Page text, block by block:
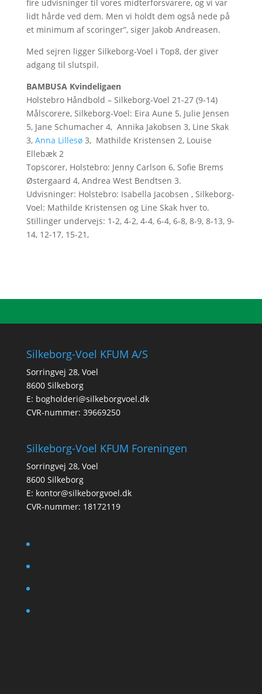
fire udvisninger til vores midterforsvarere, og vi var
lidt hårde ved dem. Men vi holdt dem også nede på
et minimum af scoringer”, siger Jakob Andreasen.
Med sejren ligger Silkeborg-Voel i Top8, der giver
adgang til slutspil.
BAMBUSA Kvindeligaen
Holstebro Håndbold – Silkeborg-Voel 21-27 (9-14)
Målscorere, Silkeborg-Voel: Eira Aune 5, Julie Jensen
5, Jane Schumacher 4, Annika Jakobsen 3, Line Skak
3, Anna Lillesø3, Mathilde Kristensen 2, Louise
Ellebæk 2
Topscorer, Holstebro: Jenny Carlson 6, Sofie Brems
Østergaard 4, Andrea West Bendtsen 3.
Udvisninger: Holstebro: Isabella Jacobsen , Silkeborg-
Voel: Mathilde Kristensen og Line Skak hver to.
Stillinger undervejs: 1-2, 4-2, 4-4, 6-4, 6-8, 8-9, 8-13, 9-
14, 12-17, 15-21,
Silkeborg-Voel KFUM A/S
Sorringvej 28, Voel
8600 Silkeborg
E: bogholderi@silkeborgvoel.dk
CVR-nummer: 39669250
Silkeborg-Voel KFUM Foreningen
Sorringvej 28, Voel
8600 Silkeborg
E: kontor@silkeborgvoel.dk
CVR-nummer: 18172119